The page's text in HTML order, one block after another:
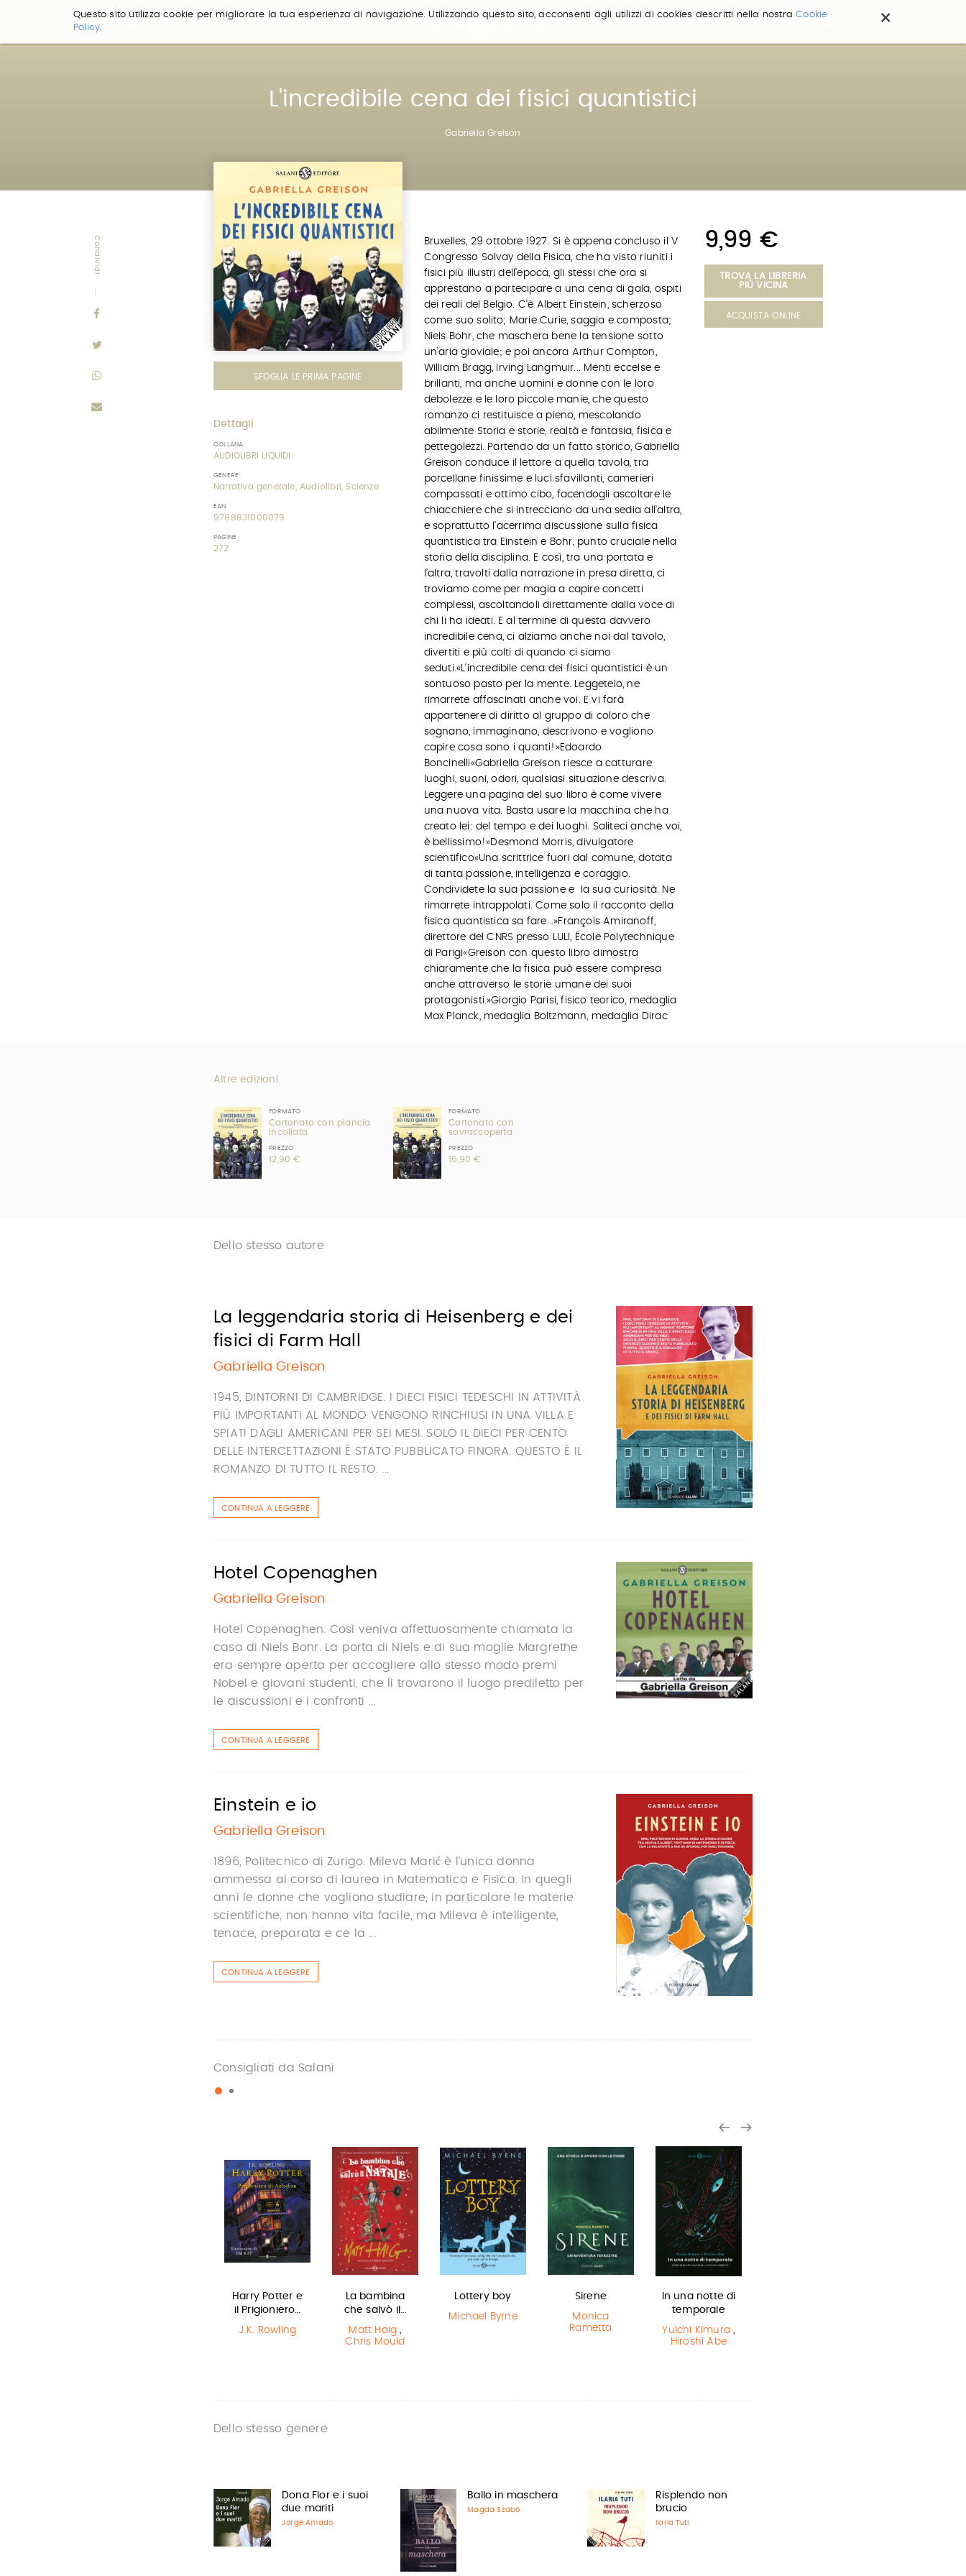
×
Questo sito utilizza cookie per migliorare la tua esperienza di navigazione. Utilizzando questo sito, acconsenti agli utilizzi di cookies descritti nella nostraCookie
Policy.
Cerca ...
L'incredibile cena dei fisici quantistici
Gabriella Greison
Condividi
SFOGLIA LE PRIMA PAGINE
Dettagli
COLLANA
AUDIOLIBRI LIQUIDI
GENERE
Narrativa generale, Audiolibri, Scienze
EAN
9788831000079
PAGINE
272
Bruxelles, 29 ottobre 1927. Si è appena concluso il V
Congresso Solvay della Fisica, che ha visto riuniti i
fisici più illustri dell’epoca, gli stessi che ora si
apprestano a partecipare a una cena di gala, ospiti
dei reali del Belgio. C’è Albert Einstein, scherzoso
come suo solito; Marie Curie, saggia e composta;
Niels Bohr, che maschera bene la tensione sotto
un’aria gioviale; e poi ancora Arthur Compton,
William Bragg, Irving Langmuir... Menti eccelse e
brillanti, ma anche uomini e donne con le loro
debolezze e le loro piccole manie, che questo
romanzo ci restituisce a pieno, mescolando
abilmente Storia e storie, realtà e fantasia, fisica e
pettegolezzi. Partendo da un fatto storico, Gabriella
Greison conduce il lettore a quella tavola, tra
porcellane finissime e luci sfavillanti, camerieri
compassati e ottimo cibo, facendogli ascoltare le
chiacchiere che si intrecciano da una sedia all’altra,
e soprattutto l’acerrima discussione sulla fisica
quantistica tra Einstein e Bohr, punto cruciale nella
storia della disciplina. E così, tra una portata e
l’altra, travolti dalla narrazione in presa diretta, ci
troviamo come per magia a capire concetti
complessi, ascoltandoli direttamente dalla voce di
chi li ha ideati. E al termine di questa davvero
incredibile cena, ci alziamo anche noi dal tavolo,
divertiti e più colti di quando ci siamo
seduti.«L'incredibile cena dei fisici quantistici è un
sontuoso pasto per la mente. Leggetelo, ne
rimarrete affascinati anche voi. E vi farà
appartenere di diritto al gruppo di coloro che
sognano, immaginano, descrivono e vogliono
capire cosa sono i quanti!»Edoardo
Boncinelli«Gabriella Greison riesce a catturare
luoghi, suoni, odori, qualsiasi situazione descriva.
Leggere una pagina del suo libro è come vivere
una nuova vita. Basta usare la macchina che ha
creato lei: del tempo e dei luoghi. Saliteci anche voi,
è bellissimo!»Desmond Morris, divulgatore
scientifico«Una scrittrice fuori dal comune, dotata
di tanta passione, intelligenza e coraggio.
Condividete la sua passione e la sua curiosità. Ne
rimarrete intrappolati. Come solo il racconto della
fisica quantistica sa fare...»François Amiranoff,
direttore del CNRS presso LULI, École Polytechnique
di Parigi«Greison con questo libro dimostra
chiaramente che la fisica può essere compresa
anche attraverso le storie umane dei suoi
protagonisti.»Giorgio Parisi, fisico teorico, medaglia
Max Planck, medaglia Boltzmann, medaglia Dirac
9,99 €
TROVA LA LIBRERIA
PIÙ VICINA
ACQUISTA ONLINE
Altre edizioni
FORMATO
Cartonato con plancia
incollata
PREZZO
12,90 €
FORMATO
Cartonato con
sovraccoperta
PREZZO
16,90 €
Dello stesso autore
La leggendaria storia di Heisenberg e dei
fisici di Farm Hall
Gabriella Greison
1945, DINTORNI DI CAMBRIDGE. I DIECI FISICI TEDESCHI IN ATTIVITÀ
PIÙ IMPORTANTI AL MONDO VENGONO RINCHIUSI IN UNA VILLA E
SPIATI DAGLI AMERICANI PER SEI MESI. SOLO IL DIECI PER CENTO
DELLE INTERCETTAZIONI È STATO PUBBLICATO FINORA. QUESTO È IL
ROMANZO DI TUTTO IL RESTO. ...
CONTINUA A LEGGERE
Hotel Copenaghen
Gabriella Greison
Hotel Copenaghen. Così veniva affettuosamente chiamata la
casa di Niels Bohr. La porta di Niels e di sua moglie Margrethe
era sempre aperta per accogliere allo stesso modo premi
Nobel e giovani studenti, che lì trovarono il luogo prediletto per
le discussioni e i confronti ...
CONTINUA A LEGGERE
Einstein e io
Gabriella Greison
1896, Politecnico di Zurigo. Mileva Marić è l’unica donna
ammessa al corso di laurea in Matematica e Fisica. In quegli
anni le donne che vogliono studiare, in particolare le materie
scientifiche, non hanno vita facile, ma Mileva è intelligente,
tenace, preparata e ce la ...
CONTINUA A LEGGERE
Consigliati da Salani
Harry Potter e
il Prigioniero…
J.K. Rowling
La bambina
che salvò il…
Matt Haig ,
Chris Mould
Lottery boy
Michael Byrne
Sirene
Monica
Rametta
In una notte di
temporale
Yuichi Kimura ,
Hiroshi Abe
Dello stesso genere
Dona Flor e i suoi
due mariti
Jorge Amado
Ballo in maschera
Magda Szabò
Risplendo non
brucio
Ilaria Tuti